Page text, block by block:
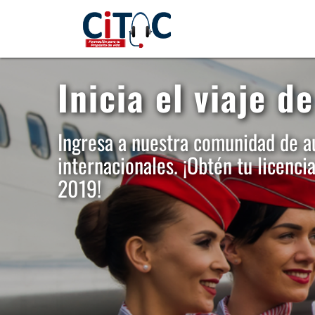
Inicia el viaje
Ingresa a nuestra comunidad de
internacionales. ¡Obtén tu
2019!